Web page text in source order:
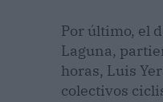
Por último, el
Laguna,
horas, Luis
colectivos